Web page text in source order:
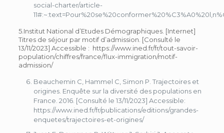
social-charter/article-
5.Institut National d’Etudes Démographiques. [Internet]
Titres de séjour par motif d’admission. [Consulté le
13/11/2023] Accessible : https://www.ined.fr/fr/tout-savoir-
population/chiffres/france/flux-immigration/motif-
admission/
Beauchemin C, Hammel C, Simon P. Trajectoires et
origines. Enquête sur la diversité des populations en
France. 2016. [Consulté le 13/11/2023] Accessible:
https://www.ined.fr/fr/publications/editions/grandes-
enquetes/trajectoires-et-origines/